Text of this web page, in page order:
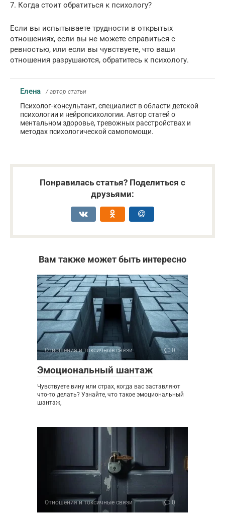
7. Когда стоит обратиться к психологу?
Если вы испытываете трудности в открытых
отношениях, если вы не можете справиться с
ревностью, или если вы чувствуете, что ваши
отношения разрушаются, обратитесь к психологу.
Елена / автор статьи
Психолог-консультант, специалист в области детской
психологии и нейропсихологии. Автор статей о
ментальном здоровье, тревожных расстройствах и
методах психологической самопомощи.
Понравилась статья? Поделиться с
друзьями:
Вам также может быть интересно
Отношения и токсичные связи 0
Эмоциональный шантаж
Чувствуете вину или страх, когда вас заставляют
что-то делать? Узнайте, что такое эмоциональный
шантаж,
Отношения и токсичные связи 0